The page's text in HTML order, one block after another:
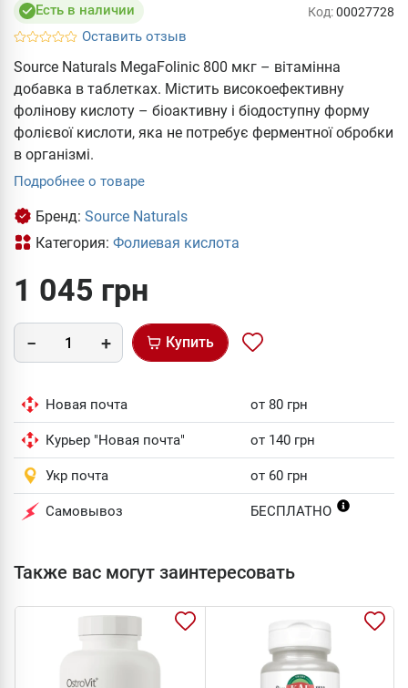
Есть в наличии
Оставить отзыв
Код:00027728
Source Naturals MegaFolinic 800 мкг – вітамінна
добавка в таблетках. Містить високоефективну
фолінову кислоту – біоактивну і біодоступну форму
фолієвої кислоти, яка не потребує ферментної обробки
в організмі.
Подробнее о товаре
Бренд: Source Naturals
Категория: Фолиевая кислота
1 045 грн
Купить
Новая почта от 80 грн
Курьер "Новая почта" от 140 грн
Укр почта от 60 грн
Самовывоз БЕСПЛАТНО
Также вас могут заинтересовать